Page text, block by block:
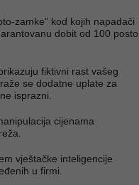
zamke” kod kojih napadači
dobit od 100 posto
fiktivni rast vašeg
se dodatne uplate za
isprazni.
cijenama
vještačke inteligencije
u firmi.